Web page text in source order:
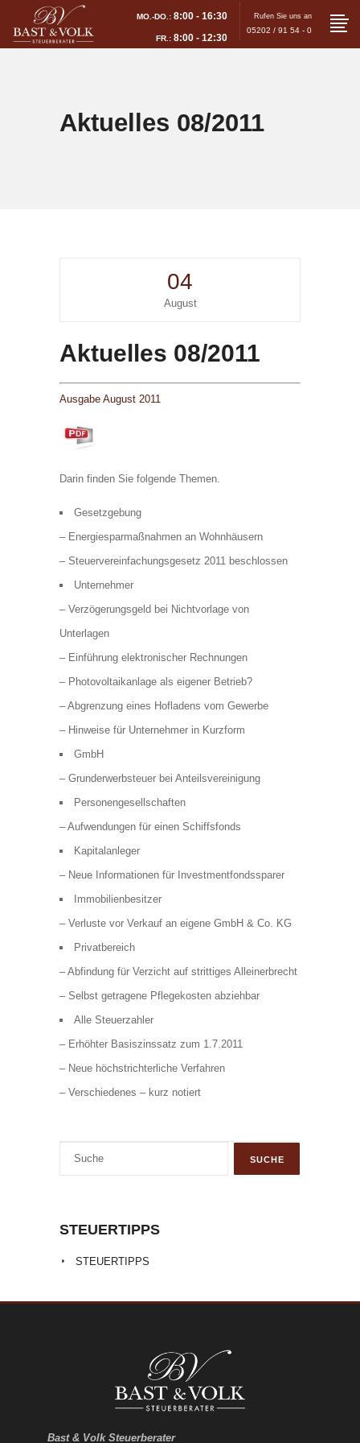
MO.-DO.: 8:00 - 16:30
FR.: 8:00 - 12:30
Rufen Sie uns an
05202 / 91 54 - 0
Aktuelles 08/2011
04
August
Aktuelles 08/2011
Ausgabe August 2011
Darin finden Sie folgende Themen.
Gesetzgebung
– Energiesparmaßnahmen an Wohnhäusern
– Steuervereinfachungsgesetz 2011 beschlossen
Unternehmer
– Verzögerungsgeld bei Nichtvorlage von
Unterlagen
– Einführung elektronischer Rechnungen
– Photovoltaikanlage als eigener Betrieb?
– Abgrenzung eines Hofladens vom Gewerbe
– Hinweise für Unternehmer in Kurzform
GmbH
– Grunderwerbsteuer bei Anteilsvereinigung
Personengesellschaften
– Aufwendungen für einen Schiffsfonds
Kapitalanleger
– Neue Informationen für Investmentfondssparer
Immobilienbesitzer
– Verluste vor Verkauf an eigene GmbH & Co. KG
Privatbereich
– Abfindung für Verzicht auf strittiges Alleinerbrecht
– Selbst getragene Pflegekosten abziehbar
Alle Steuerzahler
– Erhöhter Basiszinssatz zum 1.7.2011
– Neue höchstrichterliche Verfahren
– Verschiedenes – kurz notiert
STEUERTIPPS
STEUERTIPPS
Bast & Volk Steuerberater